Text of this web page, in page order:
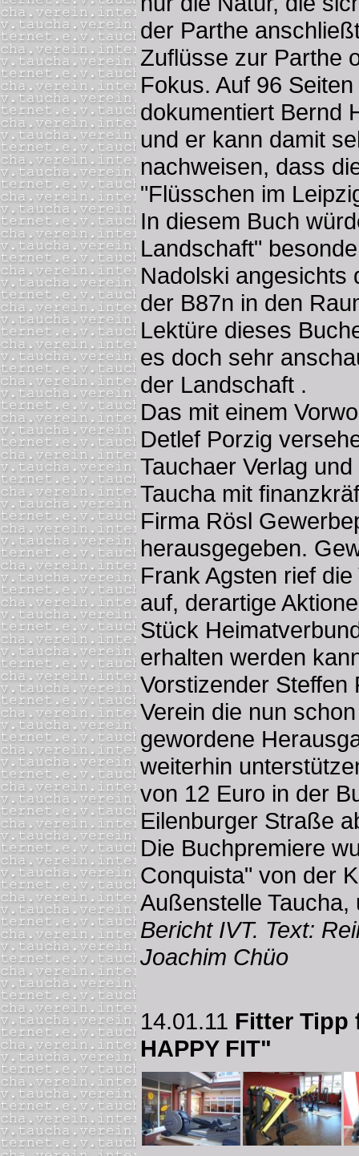
der Parthe
Zuflüsse zur Parthe
Fokus. Auf 96
dokumentiert Bernd
und er kann damit
nachweisen, dass
"Flüsschen im
In diesem Buch
Landschaft"
Nadolski angesichts
der B87n in den
Lektüre dieses
es doch sehr
der Landschaft .
Das mit einem
Detlef Porzig
Tauchaer Verlag
Taucha mit
Firma Rösl
herausgegeben.
Frank Agsten rief
auf, derartige
Stück
erhalten werden
Vorstizender
Verein die nun
gewordene
weiterhin
von 12 Euro in der
Eilenburger Straße
Die Buchpremiere
Conquista" von der
Außenstelle Taucha,
Bericht IVT. Text:
Joachim Chüo
14.01.11 Fitter Tipp
HAPPY FIT"